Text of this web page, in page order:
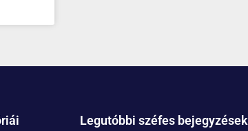
Legutóbbi széfes bejegyzések